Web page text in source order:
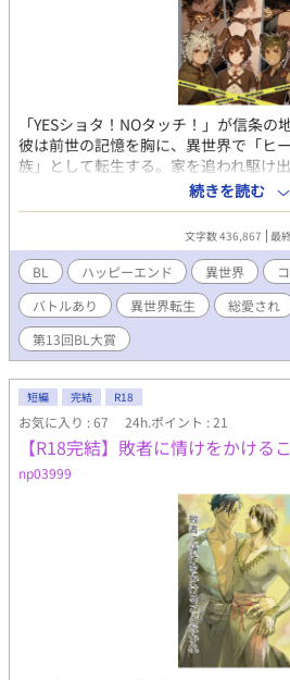
「YESショタ！NOタッチ！」が信条の
彼は前世の記憶を胸に、異世界で「ヒ
族」として転生する。家を追われ駆け
凡なヒールの裏には、本人さえ知らな
魂”を癒す真の魔法「ソウルリトリー
そんなユーマの前に現れたのは、かつ
――のはずが、彼はユーマに執着する
者へと成長していた！ ​傷ついた獣人
ーマのお人好しな性格が、やがて保護
妙な共同生活へと発展。彼らとまった
ーマは、前世の知識を活かし「戦術家
せ、冒険者ギルドで絆を深めていく。
バキのイケメン獣人へと突然進化し
暴力に翻弄されるへっぽこ元貴族と、
ちによる、癒しとカオスが入り混じる
「おまえら、進化の方向おかしいだろ
続きを読む
文字数 436,867 最
BL ハッピーエンド 異世界
バトルあり
異世界転生 総愛され
第13回BL大賞
短編 完結 R18
お気に入り : 67 24h.ポイント : 21
【R18完結】敗者に情けをかける
np03999